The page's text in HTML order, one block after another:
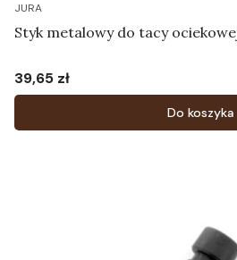
JURA
Styk metalowy do tacy
Cena
39,65 zł
Do koszyka